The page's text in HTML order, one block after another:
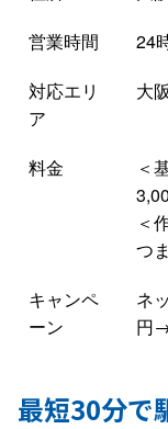
営業時間
24
対応エリ
ア
大
料金
＜
＜
つ
キャンペ
ーン
ネ
円
最短30分で